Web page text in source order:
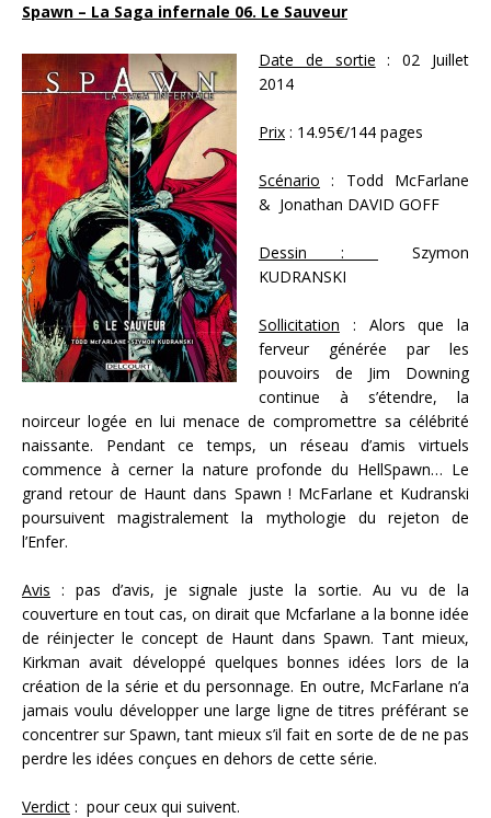
Spawn – La Saga infernale 06. Le Sauveur
Date de sortie : 02 Juillet
2014
Prix : 14.95€/144 pages
Scénario : Todd McFarlane
& Jonathan DAVID GOFF
Dessin :
Szymon
KUDRANSKI
Sollicitation : Alors que la
ferveur générée par les
pouvoirs de Jim Downing
continue à s’étendre, la
noirceur logée en lui menace de compromettre sa célébrité
naissante. Pendant ce temps, un réseau d’amis virtuels
commence à cerner la nature profonde du HellSpawn… Le
grand retour de Haunt dans Spawn ! McFarlane et Kudranski
poursuivent magistralement la mythologie du rejeton de
l’Enfer.
Avis : pas d’avis, je signale juste la sortie. Au vu de la
couverture en tout cas, on dirait que Mcfarlane a la bonne idée
de réinjecter le concept de Haunt dans Spawn. Tant mieux,
Kirkman avait développé quelques bonnes idées lors de la
création de la série et du personnage. En outre, McFarlane n’a
jamais voulu développer une large ligne de titres préférant se
concentrer sur Spawn, tant mieux s’il fait en sorte de de ne pas
perdre les idées conçues en dehors de cette série.
Verdict : pour ceux qui suivent.